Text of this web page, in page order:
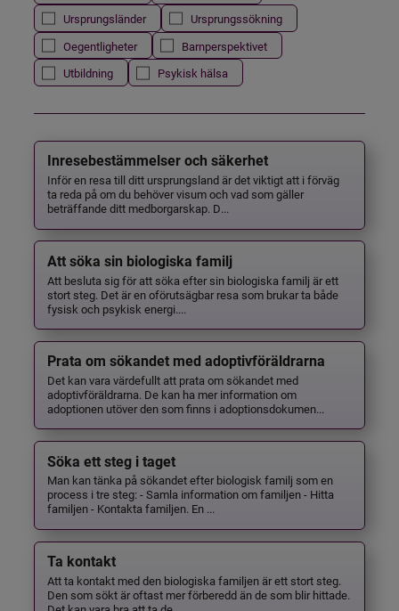
Ursprungsländer
Ursprungssökning
Oegentligheter
Barnperspektivet
Utbildning
Psykisk hälsa
Inresebestämmelser och säkerhet
Inför en resa till ditt ursprungsland är det viktigt att i förväg
ta reda på om du behöver visum och vad som gäller
beträffande ditt medborgarskap. D...
Att söka sin biologiska familj
Att besluta sig för att söka efter sin biologiska familj är ett
stort steg. Det är en oförutsägbar resa som brukar ta både
fysisk och psykisk energi....
Prata om sökandet med adoptivföräldrarna
Det kan vara värdefullt att prata om sökandet med
adoptivföräldrarna. De kan ha mer information om
adoptionen utöver den som finns i adoptionsdokumen...
Söka ett steg i taget
Man kan tänka på sökandet efter biologisk familj som en
process i tre steg: - Samla information om familjen - Hitta
familjen - Kontakta familjen. En ...
Ta kontakt
Att ta kontakt med den biologiska familjen är ett stort steg.
Den som sökt är oftast mer förberedd än de som blir hittade.